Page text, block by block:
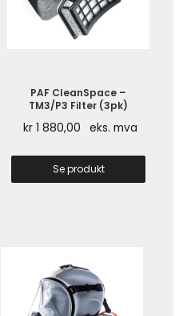
PAF CleanSpace –
TM3/P3 Filter (3pk)
kr1 880,00 eks. mva
Se produkt